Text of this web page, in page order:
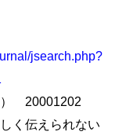
jsearch.php?
） 20001202
く伝えられない